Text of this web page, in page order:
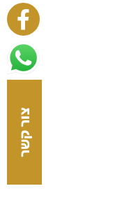
צור קשר